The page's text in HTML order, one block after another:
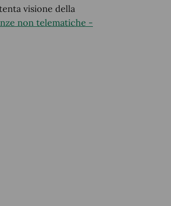
visione della
non telematiche -